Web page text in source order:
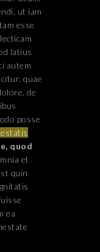
ut iam
esse
latius
autem
quae
de
posse
quod
et
quin
ea